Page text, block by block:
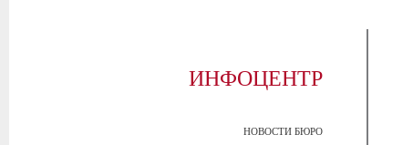
ИНФОЦЕНТР
НОВОСТИ БЮРО